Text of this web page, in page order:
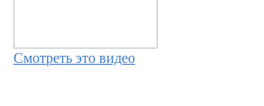
Смотреть это видео